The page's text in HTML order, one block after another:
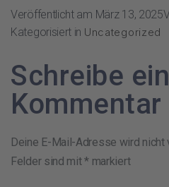
Veröffentlicht am März 13, 2025
Kategorisiert in Uncategorized
Schreibe
Kommentar
Deine E-Mail-Adresse wird nicht
Felder sind mit*markiert